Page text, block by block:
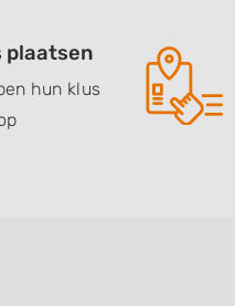
plaatsen
hun klus